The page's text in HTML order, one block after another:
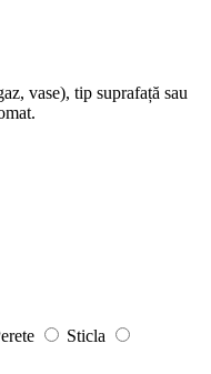
vase), tip suprafață sau
Sticla